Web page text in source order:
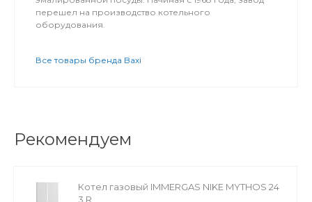
перешел на производство котельного
оборудования.
Все товары бренда Baxi
Рекомендуем
Котел газовый IMMERGAS NIKE MYTHOS 24
3 R